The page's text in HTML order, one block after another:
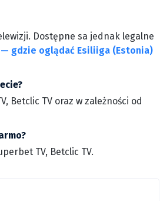
Dostępne sa jednak legalne
gdzie oglądać Esiliiga (Estonia)
Betclic TV oraz w zależności od
TV, Betclic TV.